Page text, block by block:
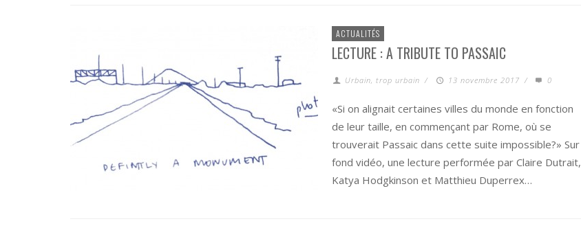
ACTUALITÉS
LECTURE : A TRIBUTE TO PASSAIC
Urbain, trop urbain / 13 novembre 2017 / 0
«Si on alignait certaines villes du monde en fonction
de leur taille, en commençant par Rome, où se
trouverait Passaic dans cette suite impossible?» Sur
fond vidéo, une lecture performée par Claire Dutrait,
Katya Hodgkinson et Matthieu Duperrex…